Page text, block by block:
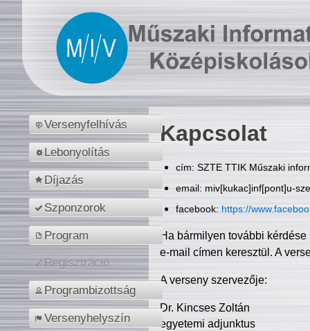
Versenyfelhívás
Lebonyolítás
Díjazás
Szponzorok
Program
Regisztráció
Programbizottság
Versenyhelyszín
Kapcsolat
cím: SZTE TTIK Műszaki
email: miv[kukac]inf[pont]u-
facebook: https://
Ha bármilyen további
e-mail címen keresztül. A
A verseny szervezője:
Dr. Kincses Zoltán
egyetemi adjunktus